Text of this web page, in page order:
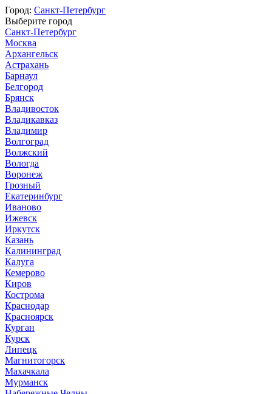
Город: Санкт-Петербург
Выберите город
Санкт-Петербург
Москва
Архангельск
Астрахань
Барнаул
Белгород
Брянск
Владивосток
Владикавказ
Владимир
Волгоград
Волжский
Вологда
Воронеж
Грозный
Екатеринбург
Иваново
Ижевск
Иркутск
Казань
Калининград
Калуга
Кемерово
Киров
Кострома
Краснодар
Красноярск
Курган
Курск
Липецк
Магнитогорск
Махачкала
Мурманск